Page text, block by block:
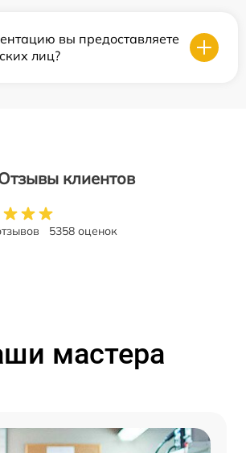
вы предоставляете
лиц?
клиентов
5358 оценок
мастера